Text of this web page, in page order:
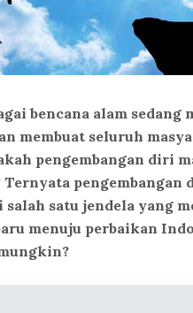
bencana alam sedang
membuat seluruh
pengembangan diri
pengembangan
salah satu jendela yang
menuju perbaikan